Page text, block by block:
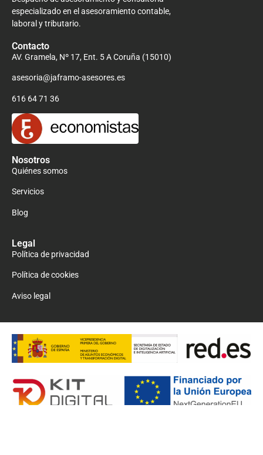
especializado en el asesoramiento contable,
laboral y tributario.
Contacto
AV. Gramela, Nº 17, Ent. 5 A Coruña (15010)
asesoria@jaframo-asesores.es
616 64 71 36
Nosotros
Quiénes somos
Servicios
Blog
Legal
Política de privacidad
Política de cookies
Aviso legal